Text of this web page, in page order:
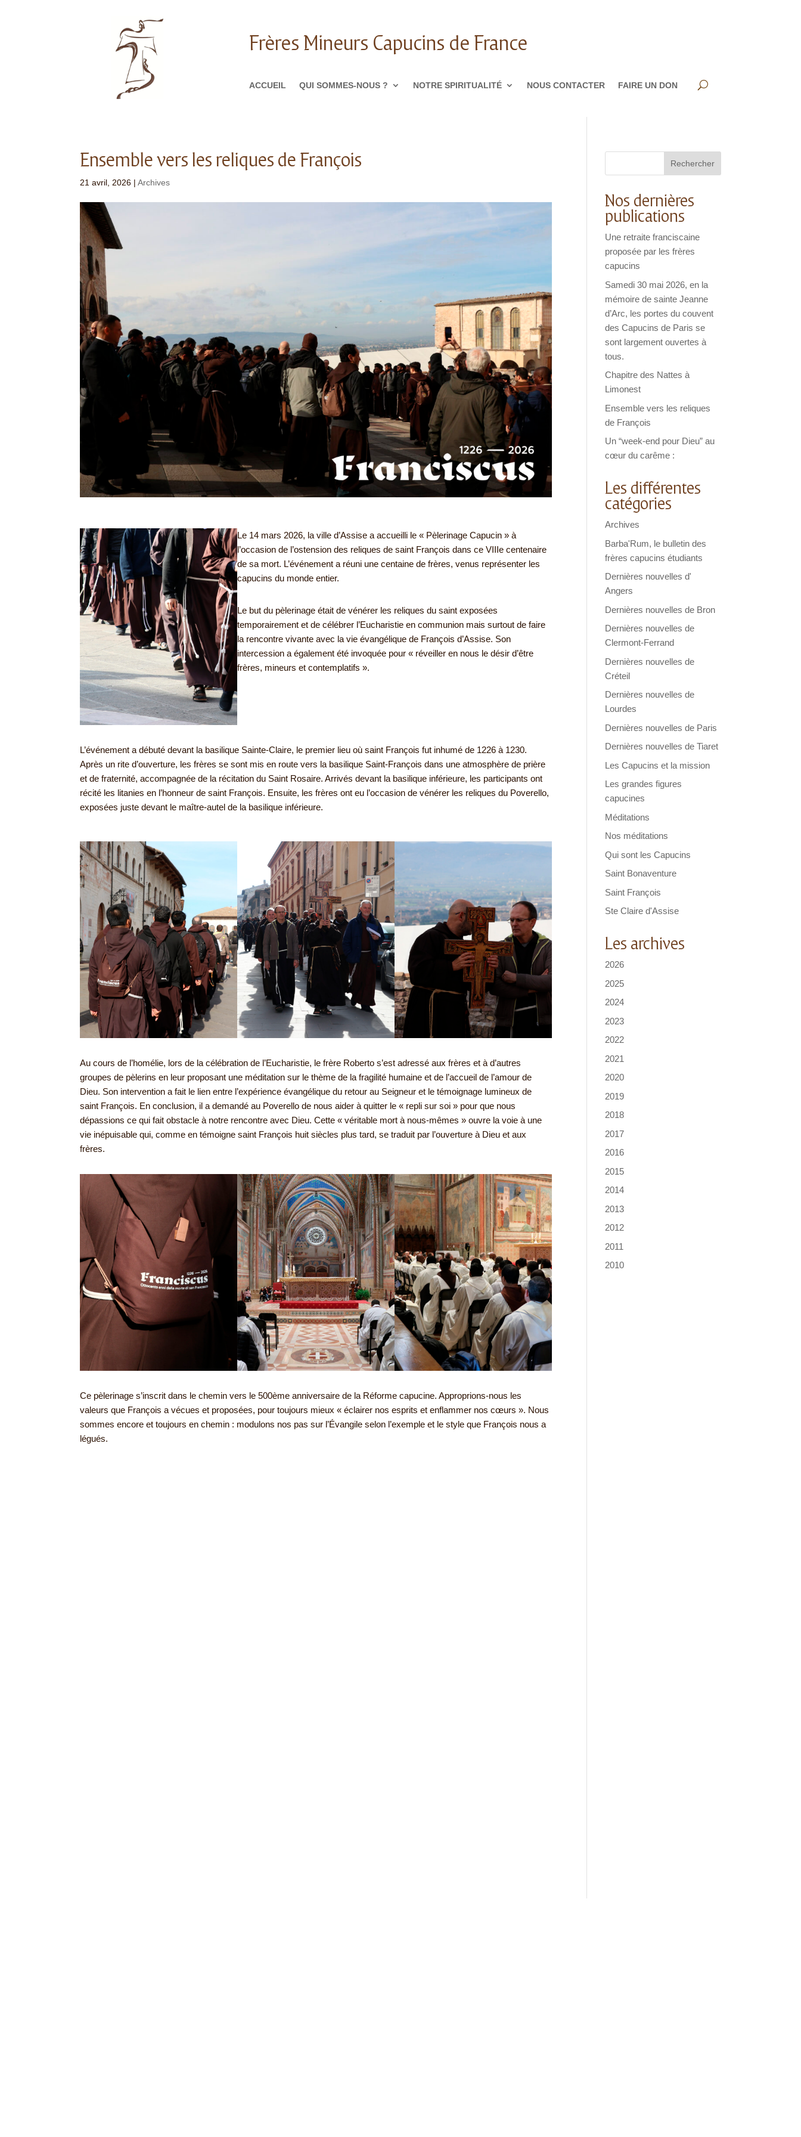
Frères Mineurs Capucins de France
ACCUEIL QUI SOMMES-NOUS ? NOTRE SPIRITUALITÉ NOUS CONTACTER FAIRE UN DON
Ensemble vers les reliques de François
21 avril, 2026 |Archives
Le 14 mars 2026, la ville d’Assise a accueilli le « Pèlerinage Capucin » à
l’occasion de l’ostension des reliques de saint François dans ce VIIIe centenaire
de sa mort. L’événement a réuni une centaine de frères, venus représenter les
capucins du monde entier.
Le but du pèlerinage était de vénérer les reliques du saint exposées
temporairement et de célébrer l’Eucharistie en communion mais surtout de faire
la rencontre vivante avec la vie évangélique de François d’Assise. Son
intercession a également été invoquée pour « réveiller en nous le désir d’être
frères, mineurs et contemplatifs ».
L’événement a débuté devant la basilique Sainte-Claire, le premier lieu où saint François fut inhumé de 1226 à 1230.
Après un rite d’ouverture, les frères se sont mis en route vers la basilique Saint-François dans une atmosphère de prière
et de fraternité, accompagnée de la récitation du Saint Rosaire. Arrivés devant la basilique inférieure, les participants ont
récité les litanies en l’honneur de saint François. Ensuite, les frères ont eu l’occasion de vénérer les reliques du Poverello,
exposées juste devant le maître-autel de la basilique inférieure.
Au cours de l’homélie, lors de la célébration de l’Eucharistie, le frère Roberto s’est adressé aux frères et à d’autres
groupes de pèlerins en leur proposant une méditation sur le thème de la fragilité humaine et de l’accueil de l’amour de
Dieu. Son intervention a fait le lien entre l’expérience évangélique du retour au Seigneur et le témoignage lumineux de
saint François. En conclusion, il a demandé au Poverello de nous aider à quitter le « repli sur soi » pour que nous
dépassions ce qui fait obstacle à notre rencontre avec Dieu. Cette « véritable mort à nous-mêmes » ouvre la voie à une
vie inépuisable qui, comme en témoigne saint François huit siècles plus tard, se traduit par l’ouverture à Dieu et aux
frères.
Ce pèlerinage s’inscrit dans le chemin vers le 500ème anniversaire de la Réforme capucine. Approprions-nous les
valeurs que François a vécues et proposées, pour toujours mieux « éclairer nos esprits et enflammer nos cœurs ». Nous
sommes encore et toujours en chemin : modulons nos pas sur l’Évangile selon l’exemple et le style que François nous a
légués.
Rechercher
Nos dernières
publications
Une retraite franciscaine
proposée par les frères
capucins
Samedi 30 mai 2026, en la
mémoire de sainte Jeanne
d’Arc, les portes du couvent
des Capucins de Paris se
sont largement ouvertes à
tous.
Chapitre des Nattes à
Limonest
Ensemble vers les reliques
de François
Un “week-end pour Dieu” au
cœur du carême :
Les différentes
catégories
Archives
Barba'Rum, le bulletin des
frères capucins étudiants
Dernières nouvelles d'
Angers
Dernières nouvelles de Bron
Dernières nouvelles de
Clermont-Ferrand
Dernières nouvelles de
Créteil
Dernières nouvelles de
Lourdes
Dernières nouvelles de Paris
Dernières nouvelles de Tiaret
Les Capucins et la mission
Les grandes figures
capucines
Méditations
Nos méditations
Qui sont les Capucins
Saint Bonaventure
Saint François
Ste Claire d'Assise
Les archives
2026
2025
2024
2023
2022
2021
2020
2019
2018
2017
2016
2015
2014
2013
2012
2011
2010